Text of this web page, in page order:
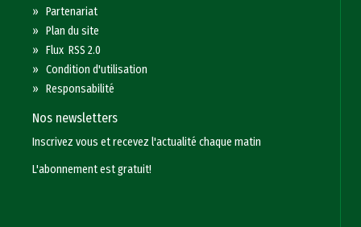
»Partenariat
»Plan du site
»Flux RSS 2.0
»Condition d'utilisation
»Responsabilité
Nos newsletters
Inscrivez vous et recevez l'actualité chaque matin
L'abonnement est gratuit!